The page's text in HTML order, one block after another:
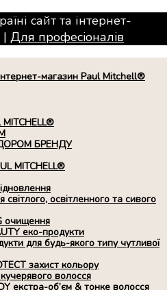
сайт та інтернет-
| Для професiоналiв
БРЕНДУ
MITCHELL®
світлого, освітленного та сивого
очищення
еко-продукти
для будь-якого типу чутливої
захист кольору
волосся
екстра-об’єм & тонке волосся